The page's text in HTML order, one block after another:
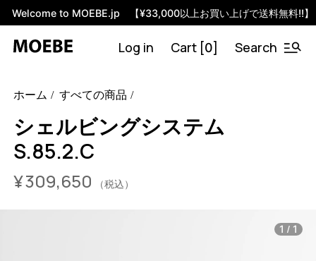
Welcome to MOEBE.jp 【¥33,000以上お買い上げで送料無料!!】
Log in Cart [0] Search
system-s-85-2-c?variant=46584729338088
S.85.2.C.OA.BL
0
ホーム すべての商品
シェルビングシステム
S.85.2.C
¥309,650 （税込）
1 / 1